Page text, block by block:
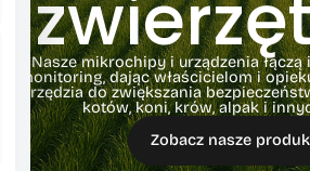
Nasze mikrochipy i urządzenia
monitoring, dając właścicielom i
narzędzia do zwiększania
kotów, koni, krów, alpak i
Zobacz nasze